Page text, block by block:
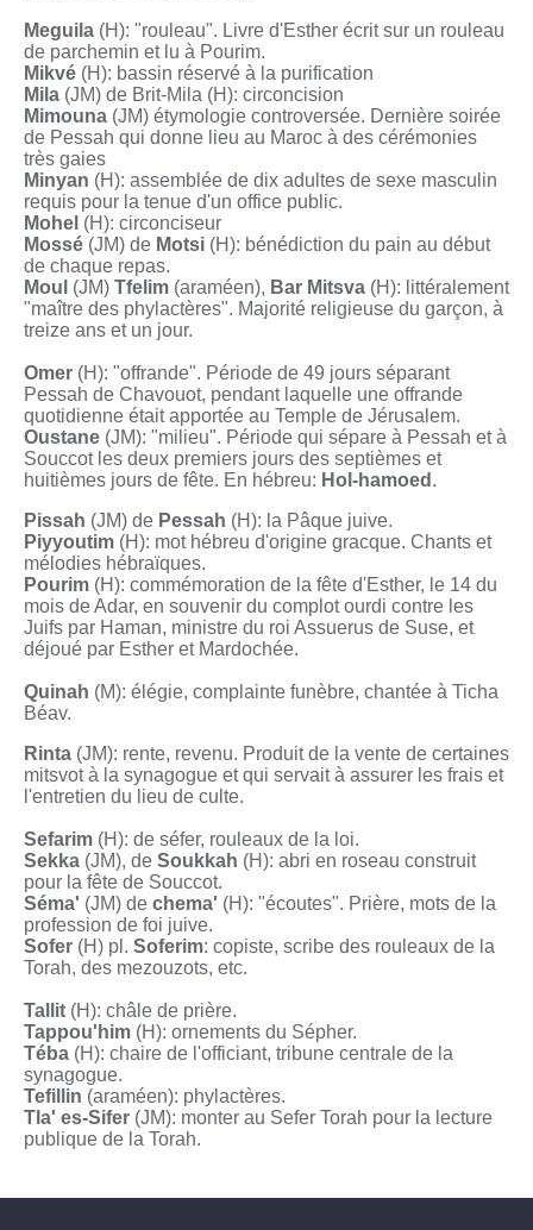
Meguila (H): "rouleau". Livre d'Esther écrit sur un rouleau
de parchemin et lu à Pourim.
Mikvé (H): bassin réservé à la purification
Mila (JM) de Brit-Mila (H): circoncision
Mimouna (JM) étymologie controversée. Dernière soirée
de Pessah qui donne lieu au Maroc à des cérémonies
très gaies
Minyan (H): assemblée de dix adultes de sexe masculin
requis pour la tenue d'un office public.
Mohel (H): circonciseur
Mossé (JM) de Motsi (H): bénédiction du pain au début
de chaque repas.
Moul (JM) Tfelim (araméen), Bar Mitsva (H): littéralement
"maître des phylactères". Majorité religieuse du garçon, à
treize ans et un jour.
Omer (H): "offrande". Période de 49 jours séparant
Pessah de Chavouot, pendant laquelle une offrande
quotidienne était apportée au Temple de Jérusalem.
Oustane (JM): "milieu". Période qui sépare à Pessah et à
Souccot les deux premiers jours des septièmes et
huitièmes jours de fête. En hébreu: Hol-hamoed .
Pissah (JM) de Pessah (H): la Pâque juive.
Piyyoutim (H): mot hébreu d'origine gracque. Chants et
mélodies hébraïques.
Pourim (H): commémoration de la fête d'Esther, le 14 du
mois de Adar, en souvenir du complot ourdi contre les
Juifs par Haman, ministre du roi Assuerus de Suse, et
déjoué par Esther et Mardochée.
Quinah (M): élégie, complainte funèbre, chantée à Ticha
Béav.
Rinta (JM): rente, revenu. Produit de la vente de certaines
mitsvot à la synagogue et qui servait à assurer les frais et
l'entretien du lieu de culte.
Sefarim (H): de séfer, rouleaux de la loi.
Sekka (JM), de Soukkah (H): abri en roseau construit
pour la fête de Souccot.
Séma' (JM) de chema' (H): "écoutes". Prière, mots de la
profession de foi juive.
Sofer (H) pl. Soferim: copiste, scribe des rouleaux de la
Torah, des mezouzots, etc.
Tallit (H): châle de prière.
Tappou'him (H): ornements du Sépher.
Téba (H): chaire de l'officiant, tribune centrale de la
synagogue.
Tefillin (araméen): phylactères.
Tla' es-Sifer (JM): monter au Sefer Torah pour la lecture
publique de la Torah.